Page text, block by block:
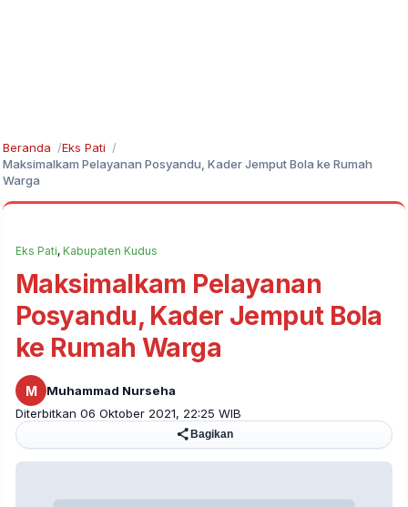
Beranda
Eks Pati
Maksimalkam Pelayanan Posyandu, Kader Jemput Bola ke Rumah
Warga
Eks Pati, Kabupaten Kudus
Maksimalkam Pelayanan
Posyandu, Kader Jemput Bola
ke Rumah Warga
M
Muhammad Nurseha
Diterbitkan 06 Oktober 2021, 22:25 WIB
Bagikan